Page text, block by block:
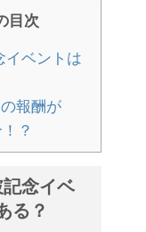
目次
イベントは
報酬が
？
念イベ
る？